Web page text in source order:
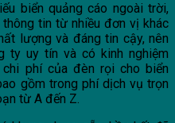
biển quảng cáo ngoài trời,
tin từ nhiều đơn vị khác
lượng và đáng tin cậy, nên
ty uy tín và có kinh nghiệm
phí của đèn rọi cho biển
gồm trong phí dịch vụ trọn
từ A đến Z.